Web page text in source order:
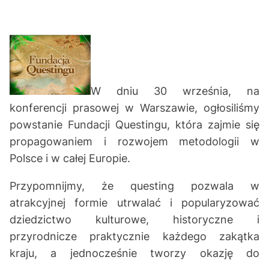
W dniu 30 września, na
konferencji prasowej w Warszawie, ogłosiliśmy
powstanie Fundacji Questingu, która zajmie się
propagowaniem i rozwojem metodologii w
Polsce i w całej Europie.
Przypomnijmy, że questing pozwala w
atrakcyjnej formie utrwalać i popularyzować
dziedzictwo kulturowe, historyczne i
przyrodnicze praktycznie każdego zakątka
kraju, a jednocześnie tworzy okazję do